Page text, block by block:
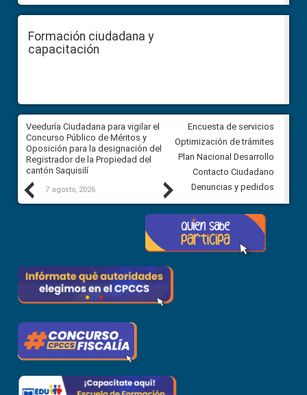
Formación ciudadana y
capacitación
Previous
Veeduría Ciudadana para vigilar el
Concurso Público de Méritos y
Oposición para la designación del
Registrador de la Propiedad del
cantón Saquisilí
7 agosto, 2026
Veeduría Ciudadana para
construcción del asfaltado de
Ballenita del cantón Santa
7 agosto, 2026
Next
Encuesta de servicios
Optimización de trámites
Plan Nacional Desarrollo
Contacto Ciudadano
Denuncias y pedidos